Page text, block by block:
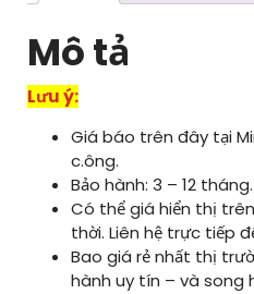
lượng
Mô tả
Lưu ý:
Giá báo trên đây tại
c.ông.
Bảo hành: 3 – 12 tháng.
Có thể giá hiển thị
thời. Liên hệ trực tiếp
Bao giá rẻ nhất thị
hành uy tín – và song